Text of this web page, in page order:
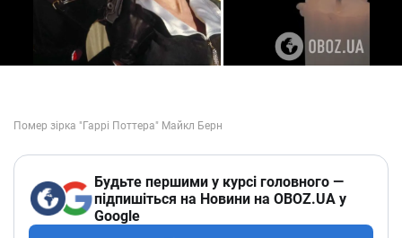
Будьте першими у курсі головного —
підпишіться на Новини на OBOZ.UA у
Google